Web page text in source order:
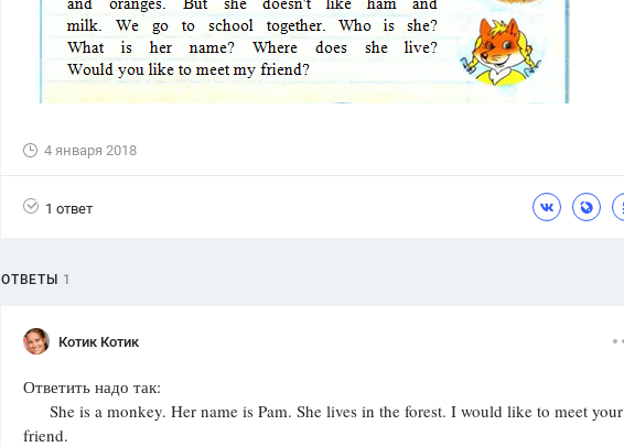
ответов
4 января 2018
1 ответ
ОТВЕТЫ 1
Котик Котик
Ответить надо так:
She is a monkey. Her name is Pam. She lives in the forest. I would like to meet your
friend.